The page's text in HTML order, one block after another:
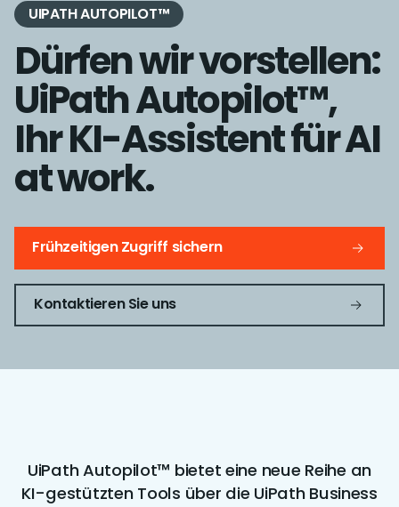
UIPATH AUTOPILOT™
Dürfen wir vorstellen:
UiPath Autopilot™,
Ihr KI-Assistent für AI
at work.
Frühzeitigen Zugriff sichern
Kontaktieren Sie uns
UiPath Autopilot™ bietet eine neue Reihe an
KI-gestützten Tools über die UiPath Business